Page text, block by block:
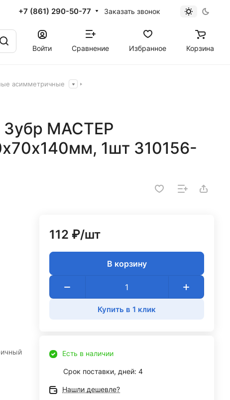
+7 (861) 290-50-77 Заказать звонок
Войти Сравнение Избранное Корзина
асимметричные
Зубр МАСТЕР
1шт 310156-
112 ₽/шт
В корзину
Купить в 1 клик
Есть в наличии
Срок поставки, дней: 4
Нашли дешевле?